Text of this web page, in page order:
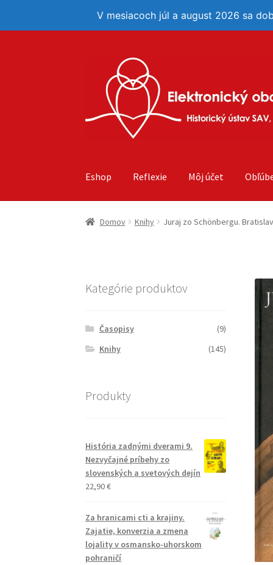
V mesiacoch júl a august 2026 sa
Preskočiť
navigáciu
Preskočiť
obsah
Eshop Reflexie Môj účet
Domov Knihy Juraj zo Schönbergu.
Kategórie produktov
Časopisy
(9)
Knihy
(145)
Produkty
História zadnými dverami 9.
Nezvyčajné príbehy zo
slovenských a svetových dejín
22,90€
Za hranicami cti a krajiny.
Zajatie, konverzia a zmena
lojality v osmansko-uhorskom
pohraničí